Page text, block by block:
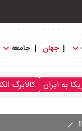
جهان جامعه
به ایران کالابرگ